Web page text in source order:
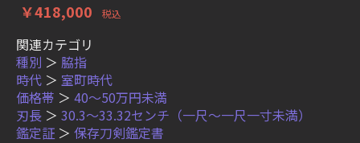
￥418,000 税込
関連カテゴリ
種別 ＞ 脇指
時代 ＞ 室町時代
価格帯 ＞ 40〜50万円未満
刃長 ＞ 30.3〜33.32センチ（一尺〜一尺一寸未満）
鑑定証 ＞ 保存刀剣鑑定書